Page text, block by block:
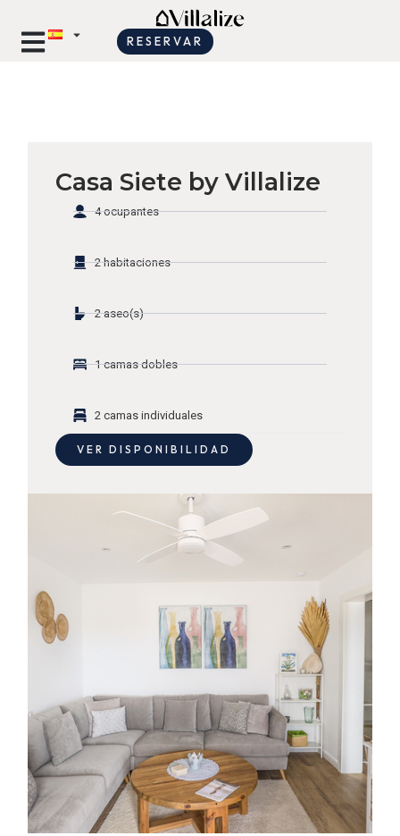
RESERVAR
Casa Siete by Villalize
4 ocupantes
2 habitaciones
2 aseo(s)
1 camas dobles
2 camas individuales
VER DISPONIBILIDAD